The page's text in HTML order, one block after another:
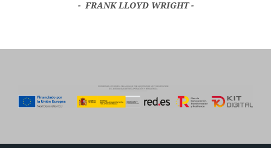
FRANK LLOYD WRIGHT -